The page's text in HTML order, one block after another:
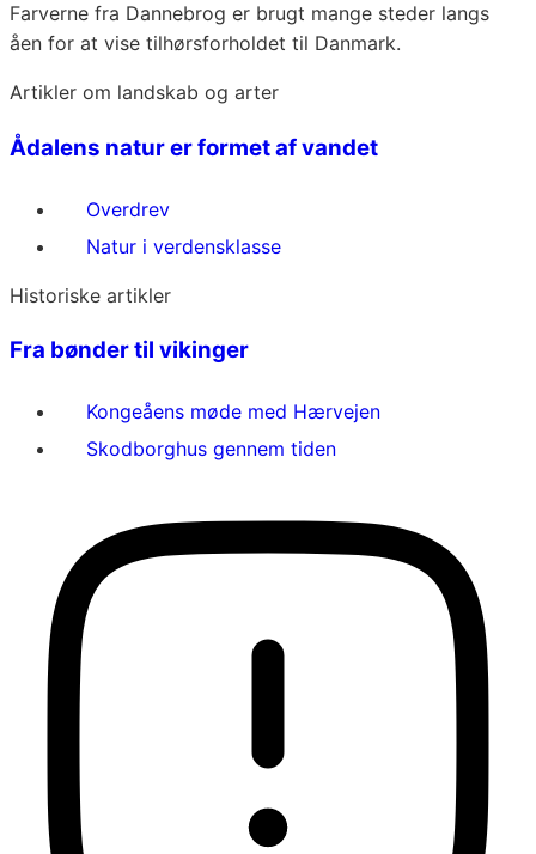
Farverne fra Dannebrog er brugt mange steder langs
åen for at vise tilhørsforholdet til Danmark.
Artikler om landskab og arter
Ådalens natur er formet af vandet
Overdrev
Natur i verdensklasse
Historiske artikler
Fra bønder til vikinger
Kongeåens møde med Hærvejen
Skodborghus gennem tiden